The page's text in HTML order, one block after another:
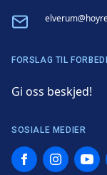
Email
FORSLAG TIL
Gi oss beskjed!
SOSIALE MEDIER
FacebookInstagram